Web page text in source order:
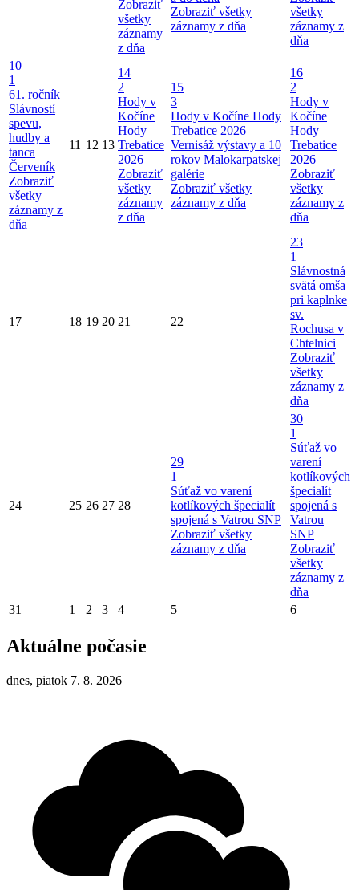
Zobraziť
všetky
záznamy
z dňa
Zobraziť všetky
záznamy z dňa
všetky
záznamy z
dňa
10
1
61. ročník
Slávností
spevu,
hudby a
tanca
Červeník
Zobraziť
všetky
záznamy z
dňa
11 12 13
14
2
Hody v
Kočíne
Hody
Trebatice
2026
Zobraziť
všetky
záznamy
z dňa
15
3
Hody v Kočíne Hody
Trebatice 2026
Vernisáž výstavy a 10
rokov Malokarpatskej
galérie
Zobraziť všetky
záznamy z dňa
16
2
Hody v
Kočíne
Hody
Trebatice
2026
Zobraziť
všetky
záznamy z
dňa
17 18 19 20 21 22
23
1
Slávnostná
svätá omša
pri kaplnke
sv.
Rochusa v
Chtelnici
Zobraziť
všetky
záznamy z
dňa
24 25 26 27 28
29
1
Súťaž vo varení
kotlíkových špecialít
spojená s Vatrou SNP
Zobraziť všetky
záznamy z dňa
30
1
Súťaž vo
varení
kotlíkových
špecialít
spojená s
Vatrou
SNP
Zobraziť
všetky
záznamy z
dňa
31
1 2 3 4 5 6
Aktuálne počasie
dnes, piatok 7. 8. 2026